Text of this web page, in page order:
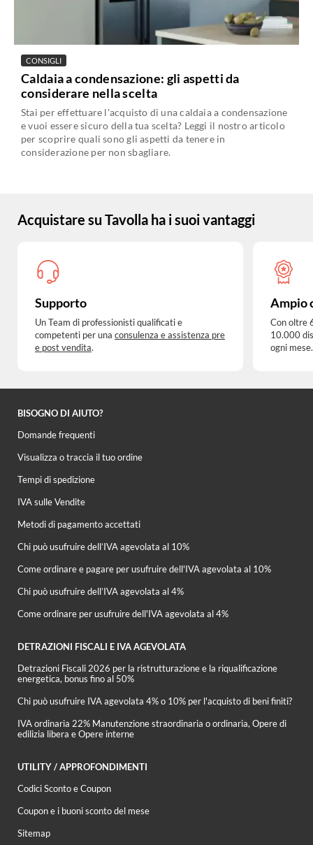
CONSIGLI
Caldaia a condensazione: gli aspetti da
considerare nella scelta
Stai per effettuare l'acquisto di una caldaia a condensazione
e vuoi essere sicuro della tua scelta? Leggi il nostro articolo
per scoprire quali sono gli aspetti da tenere in
considerazione per non sbagliare.
Acquistare su Tavolla ha i suoi vantaggi
Supporto
Un Team di professionisti qualificati e
competenti per una consulenza e assistenza pre
e post vendita.
Ampio
Con oltre
10.000
ogni mese.
BISOGNO DI AIUTO?
Domande frequenti
Visualizza o traccia il tuo ordine
Tempi di spedizione
IVA sulle Vendite
Metodi di pagamento accettati
Chi può usufruire dell’IVA agevolata al 10%
Come ordinare e pagare per usufruire dell'IVA agevolata al 10%
Chi può usufruire dell’IVA agevolata al 4%
Come ordinare per usufruire dell'IVA agevolata al 4%
DETRAZIONI FISCALI E IVA AGEVOLATA
Detrazioni Fiscali 2026 per la ristrutturazione e la riqualificazione
energetica, bonus fino al 50%
Chi può usufruire IVA agevolata 4% o 10% per l'acquisto di beni finiti?
IVA ordinaria 22% Manutenzione straordinaria o ordinaria, Opere di
edilizia libera e Opere interne
UTILITY / APPROFONDIMENTI
Codici Sconto e Coupon
Coupon e i buoni sconto del mese
Sitemap